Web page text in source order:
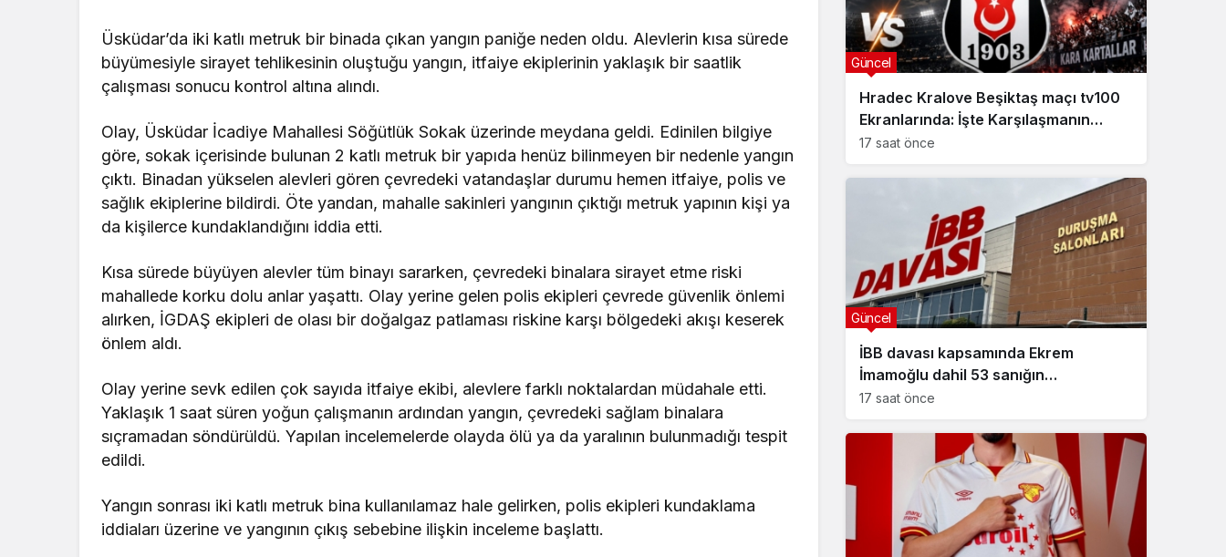
Üsküdar’da iki katlı metruk bir binada çıkan yangın paniğe neden oldu. Alevlerin kısa sürede
büyümesiyle sirayet tehlikesinin oluştuğu yangın, itfaiye ekiplerinin yaklaşık bir saatlik
çalışması sonucu kontrol altına alındı.
Olay, Üsküdar İcadiye Mahallesi Söğütlük Sokak üzerinde meydana geldi. Edinilen bilgiye
göre, sokak içerisinde bulunan 2 katlı metruk bir yapıda henüz bilinmeyen bir nedenle yangın
çıktı. Binadan yükselen alevleri gören çevredeki vatandaşlar durumu hemen itfaiye, polis ve
sağlık ekiplerine bildirdi. Öte yandan, mahalle sakinleri yangının çıktığı metruk yapının kişi ya
da kişilerce kundaklandığını iddia etti.
Kısa sürede büyüyen alevler tüm binayı sararken, çevredeki binalara sirayet etme riski
mahallede korku dolu anlar yaşattı. Olay yerine gelen polis ekipleri çevrede güvenlik önlemi
alırken, İGDAŞ ekipleri de olası bir doğalgaz patlaması riskine karşı bölgedeki akışı keserek
önlem aldı.
Olay yerine sevk edilen çok sayıda itfaiye ekibi, alevlere farklı noktalardan müdahale etti.
Yaklaşık 1 saat süren yoğun çalışmanın ardından yangın, çevredeki sağlam binalara
sıçramadan söndürüldü. Yapılan incelemelerde olayda ölü ya da yaralının bulunmadığı tespit
edildi.
Yangın sonrası iki katlı metruk bina kullanılamaz hale gelirken, polis ekipleri kundaklama
iddiaları üzerine ve yangının çıkış sebebine ilişkin inceleme başlattı.
Hradec Kralove Beşiktaş maçı tv100
Ekranlarında: İşte Karşılaşmanın
Detayları
17 saat önce
Güncel
İBB davası kapsamında Ekrem
İmamoğlu dahil 53 sanığın
tutukluluğuna devam kararı
17 saat önce
Güncel